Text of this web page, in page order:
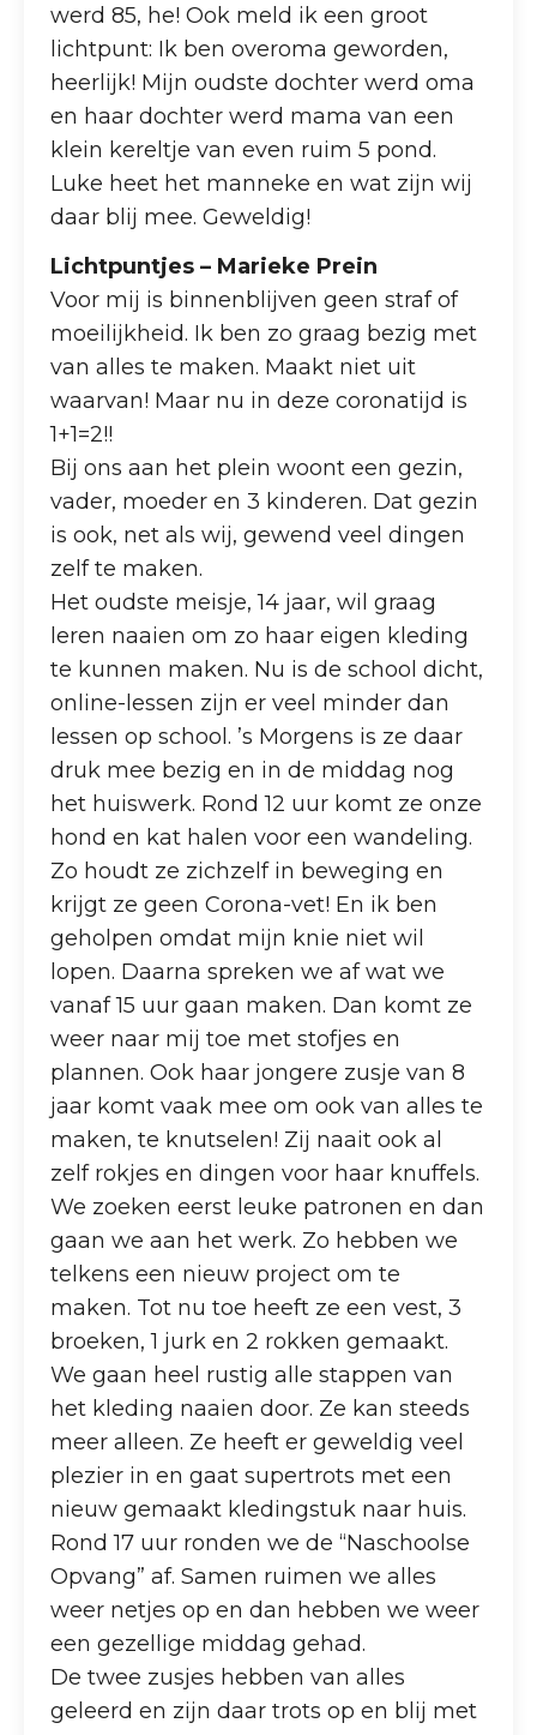
werd 85, he! Ook meld ik een groot
lichtpunt: Ik ben overoma geworden,
heerlijk! Mijn oudste dochter werd oma
en haar dochter werd mama van een
klein kereltje van even ruim 5 pond.
Luke heet het manneke en wat zijn wij
daar blij mee. Geweldig!
Lichtpuntjes – Marieke Prein
Voor mij is binnenblijven geen straf of
moeilijkheid. Ik ben zo graag bezig met
van alles te maken. Maakt niet uit
waarvan! Maar nu in deze coronatijd is
1+1=2!!
Bij ons aan het plein woont een gezin,
vader, moeder en 3 kinderen. Dat gezin
is ook, net als wij, gewend veel dingen
zelf te maken.
Het oudste meisje, 14 jaar, wil graag
leren naaien om zo haar eigen kleding
te kunnen maken. Nu is de school dicht,
online-lessen zijn er veel minder dan
lessen op school. ’s Morgens is ze daar
druk mee bezig en in de middag nog
het huiswerk. Rond 12 uur komt ze onze
hond en kat halen voor een wandeling.
Zo houdt ze zichzelf in beweging en
krijgt ze geen Corona-vet! En ik ben
geholpen omdat mijn knie niet wil
lopen. Daarna spreken we af wat we
vanaf 15 uur gaan maken. Dan komt ze
weer naar mij toe met stofjes en
plannen. Ook haar jongere zusje van 8
jaar komt vaak mee om ook van alles te
maken, te knutselen! Zij naait ook al
zelf rokjes en dingen voor haar knuffels.
We zoeken eerst leuke patronen en dan
gaan we aan het werk. Zo hebben we
telkens een nieuw project om te
maken. Tot nu toe heeft ze een vest, 3
broeken, 1 jurk en 2 rokken gemaakt.
We gaan heel rustig alle stappen van
het kleding naaien door. Ze kan steeds
meer alleen. Ze heeft er geweldig veel
plezier in en gaat supertrots met een
nieuw gemaakt kledingstuk naar huis.
Rond 17 uur ronden we de “Naschoolse
Opvang” af. Samen ruimen we alles
weer netjes op en dan hebben we weer
een gezellige middag gehad.
De twee zusjes hebben van alles
geleerd en zijn daar trots op en blij met